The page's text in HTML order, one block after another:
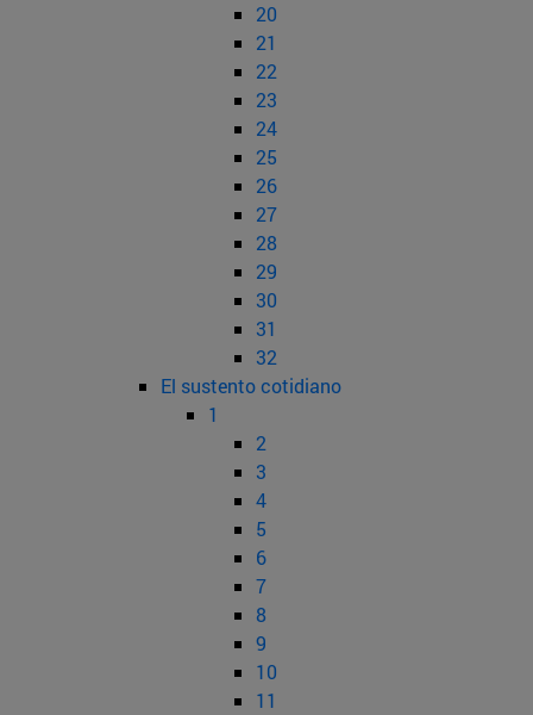
20
21
22
23
24
25
26
27
28
29
30
31
32
El sustento cotidiano
1
2
3
4
5
6
7
8
9
10
11